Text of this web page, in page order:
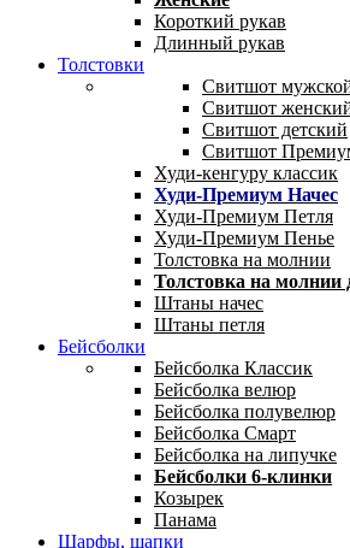
Короткий рукав
Длинный рукав
Толстовки
Свитшот
Свитшот
Свитшот детский
Свитшот
Худи-кенгуру классик
Худи-Премиум Начес
Худи-Премиум Петля
Худи-Премиум Пенье
Толстовка на молнии
Толстовка на молнии
Штаны начес
Штаны петля
Бейсболки
Бейсболка Классик
Бейсболка велюр
Бейсболка полувелюр
Бейсболка Смарт
Бейсболка на липучке
Бейсболки 6-клинки
Козырек
Панама
Шарфы, шапки